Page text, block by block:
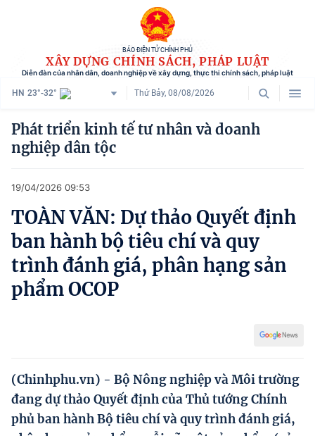
BÁO ĐIỆN TỬ CHÍNH PHỦ
XÂY DỰNG CHÍNH SÁCH, PHÁP LUẬT
Diễn đàn của nhân dân, doanh nghiệp về xây dựng, thực thi chính sách, pháp luật
HN 23°-32° Thứ Bảy, 08/08/2026
Danh mục
Trang chủ
Tham vấn chính sách
Người dân góp ý
Doanh nghiệp hiến kế
Chính sách và cuộc sống
Ocop và chuỗi giá trị Nông sản
Kinh tế tư nhân
Phát triển kinh tế tư nhân và doanh
nghiệp dân tộc
19/04/2026 09:53
TOÀN VĂN: Dự thảo Quyết định
ban hành bộ tiêu chí và quy
trình đánh giá, phân hạng sản
phẩm OCOP
(Chinhphu.vn) - Bộ Nông nghiệp và Môi trường
đang dự thảo Quyết định của Thủ tướng Chính
phủ ban hành Bộ tiêu chí và quy trình đánh giá,